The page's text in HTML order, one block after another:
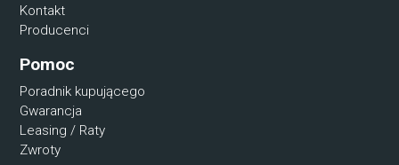
Kontakt
Producenci
Pomoc
Poradnik kupującego
Gwarancja
Leasing / Raty
Zwroty